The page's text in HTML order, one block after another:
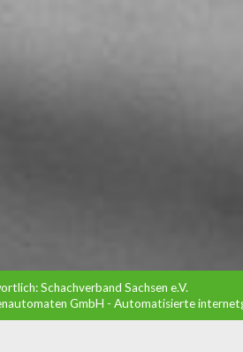
Schachverband Sachsen e.V.
GmbH - Automatisierte